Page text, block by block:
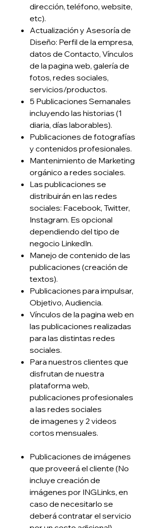
dirección, teléfono, website,
etc).
Actualización y Asesoría de
Diseño: Perfil de la empresa,
datos de Contacto, Vínculos
de la pagina web, galería de
fotos, redes sociales,
servicios/productos.
5 Publicaciones Semanales
incluyendo las historias (1
diaria, días laborables).
Publicaciones de fotografías
y contenidos profesionales.
Mantenimiento de Marketing
orgánico a redes sociales.
Las publicaciones se
distribuirán en las redes
sociales: Facebook, Twitter,
Instagram. Es opcional
dependiendo del tipo de
negocio LinkedIn.
Manejo de contenido de las
publicaciones (creación de
textos).
Publicaciones para impulsar,
Objetivo, Audiencia.
Vínculos de la pagina web en
las publicaciones realizadas
para las distintas redes
sociales.
Para nuestros clientes que
disfrutan de nuestra
plataforma web,
publicaciones profesionales
a las redes sociales
de imagenes y 2 videos
cortos mensuales.
Publicaciones de imágenes
que proveerá el cliente (No
incluye creación de
imágenes por INGLinks, en
caso de necesitarlo se
deberá contratar el servicio